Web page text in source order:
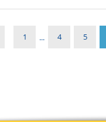
1 ... 4 5